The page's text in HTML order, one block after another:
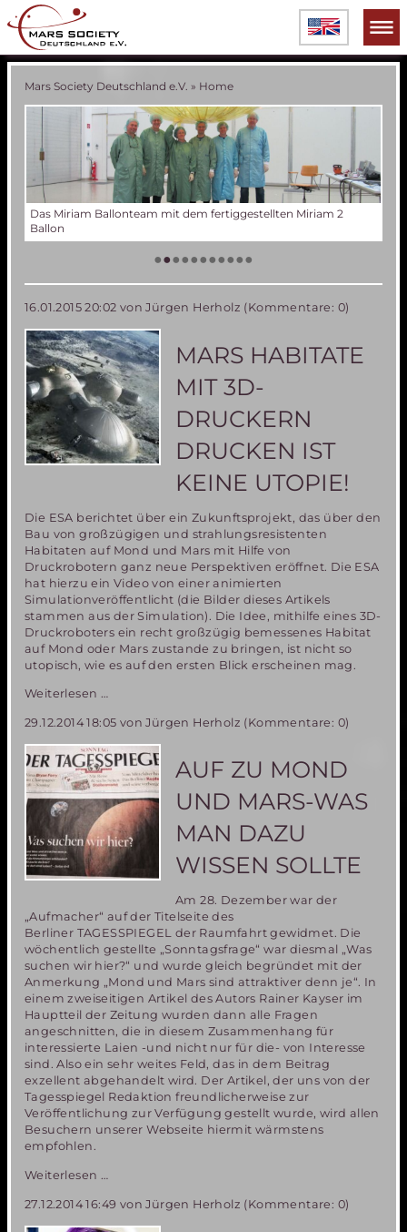
Mars Society Deutschland e.V. » Home
Verschiedene Phasen der Miriam 2 Ballonentwicklung
•••••••••••
16.01.2015 20:02 von Jürgen Herholz (Kommentare: 0)
MARS HABITATE
MIT 3D-
DRUCKERN
DRUCKEN IST
KEINE UTOPIE!
Die ESA berichtet über ein Zukunftsprojekt, das über den
Bau von großzügigen und strahlungsresistenten
Habitaten auf Mond und Mars mit Hilfe von
Druckrobotern ganz neue Perspektiven eröffnet. Die ESA
hat hierzu ein Video von einer animierten
Simulationveröffentlicht (die Bilder dieses Artikels
stammen aus der Simulation). Die Idee, mithilfe eines 3D-
Druckroboters ein recht großzügig bemessenes Habitat
auf Mond oder Mars zustande zu bringen, ist nicht so
utopisch, wie es auf den ersten Blick erscheinen mag.
Weiterlesen …
mit
3D-
Druckern
drucken
ist
keine
Utopie!
29.12.2014 18:05 von Jürgen Herholz (Kommentare: 0)
AUF ZU MOND
UND MARS-WAS
MAN DAZU
WISSEN SOLLTE
Am 28. Dezember war der
„Aufmacher“ auf der Titelseite des
Berliner TAGESSPIEGEL der Raumfahrt gewidmet. Die
wöchentlich gestellte „Sonntagsfrage“ war diesmal „Was
suchen wir hier?“ und wurde gleich begründet mit der
Anmerkung „Mond und Mars sind attraktiver denn je“. In
einem zweiseitigen Artikel des Autors Rainer Kayser im
Hauptteil der Zeitung wurden dann alle Fragen
angeschnitten, die in diesem Zusammenhang für
interessierte Laien -und nicht nur für die- von Interesse
sind. Also ein sehr weites Feld, das in dem Beitrag
exzellent abgehandelt wird. Der Artikel, der uns von der
Tagesspiegel Redaktion freundlicherweise zur
Veröffentlichung zur Verfügung gestellt wurde, wird allen
Besuchern unserer Webseite hiermit wärmstens
empfohlen.
Weiterlesen …
Mond
und
27.12.2014 16:49 von Jürgen Herholz (Kommentare: 0)